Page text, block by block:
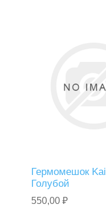
Гермомешок
Голубой
550,00 ₽